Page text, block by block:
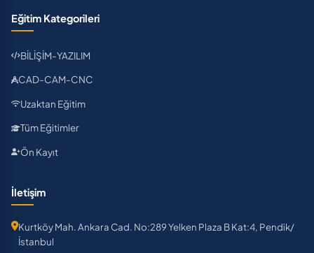
Eğitim Kategorileri
BİLİŞİM-YAZILIM
CAD-CAM-CNC
Uzaktan Eğitim
Tüm Eğitimler
Ön Kayıt
İletişim
Kurtköy Mah. Ankara Cad. No:289 Yelken Plaza B Kat:4, Pendik/
İstanbul